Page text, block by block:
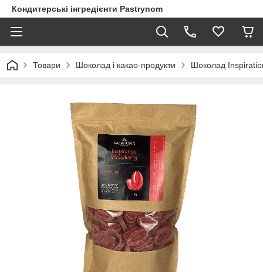
Кондитерські інгредієнти Pastrynom
Товари Шоколад і какао-продукти Шоколад